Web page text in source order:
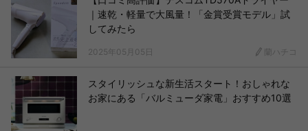
｜速乾・軽量で大風量！「金賞受賞モデル」試
してみたら
2025年05月05日 蘭ハチコ
スタイリッシュな新生活スタート！おしゃれな
お家にある「バルミューダ家電」おすすめ10選